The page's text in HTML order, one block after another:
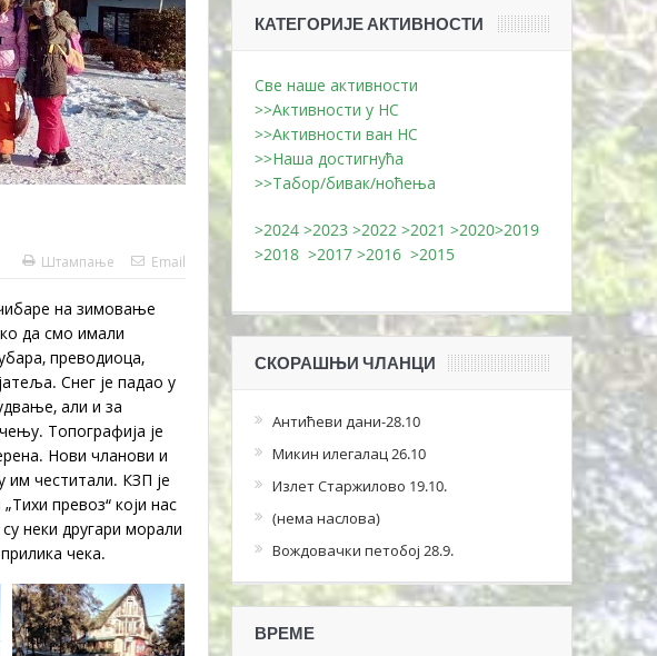
Штампање Email
на зимовање
да смо имали
преводиоца,
Снег је падао у
али и за
Топографија је
Нови чланови и
им честитали. КЗП је
превоз“ који нас
неки другари морали
чека.
КАТЕГОРИЈЕ АКТИВНОСТИ
Све наше активности
>>Активности у НС
>>Активности ван НС
>>Наша достигнућа
>>Табор/бивак/ноћења
>2024 >2023 >2022 >2021 >2020>2019
>2018 >2017 >2016 >2015
СКОРАШЊИ ЧЛАНЦИ
Антићеви дани-28.10
Микин илегалац 26.10
Излет Старжилово 19.10.
(нема наслова)
Вождовачки петобој 28.9.
ВРЕМЕ